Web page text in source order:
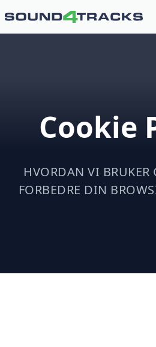
Cookie
HVORDAN VI BRUKER
FORBEDRE DIN